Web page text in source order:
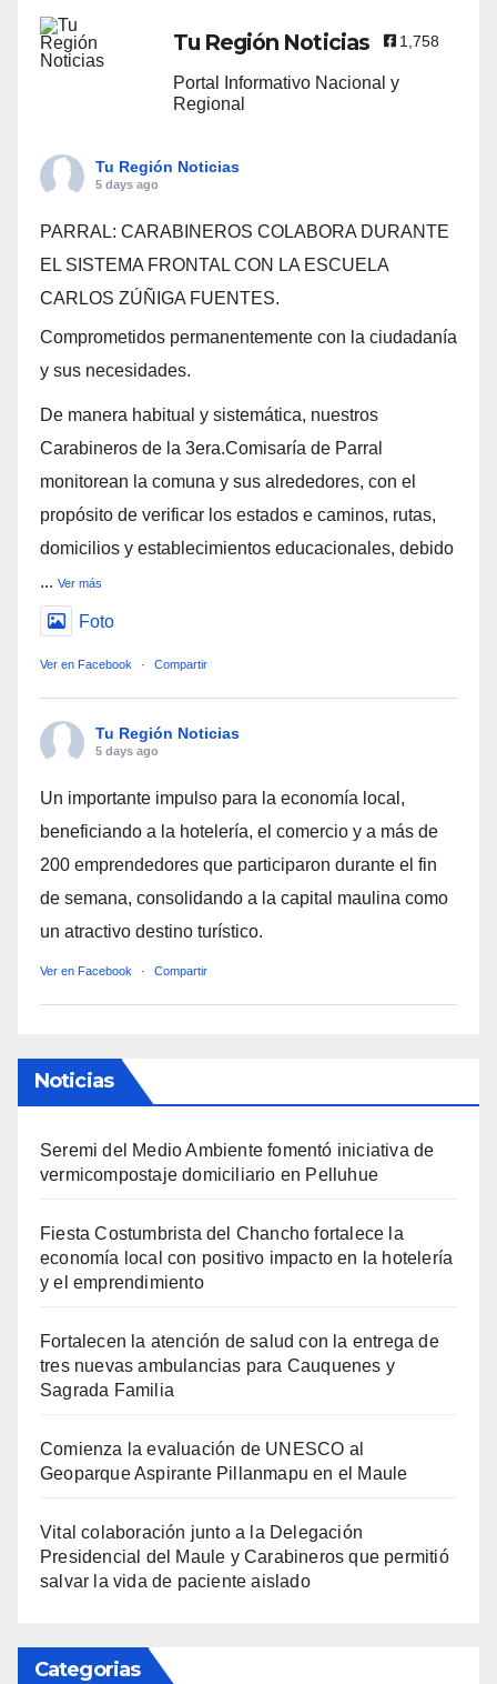
Tu Región Noticias 1,758
Portal Informativo Nacional y
Regional
Tu Región Noticias
5 days ago
PARRAL: CARABINEROS COLABORA DURANTE
EL SISTEMA FRONTAL CON LA ESCUELA
CARLOS ZÚÑIGA FUENTES.
Comprometidos permanentemente con la ciudadanía
y sus necesidades.
De manera habitual y sistemática, nuestros
Carabineros de la 3era.Comisaría de Parral
monitorean la comuna y sus alrededores, con el
propósito de verificar los estados e caminos, rutas,
domicilios y establecimientos educacionales, debido
... Ver más
Foto
Ver en Facebook · Compartir
Tu Región Noticias
5 days ago
Un importante impulso para la economía local,
beneficiando a la hotelería, el comercio y a más de
200 emprendedores que participaron durante el fin
de semana, consolidando a la capital maulina como
un atractivo destino turístico.
Ver en Facebook · Compartir
Noticias
Seremi del Medio Ambiente fomentó iniciativa de
vermicompostaje domiciliario en Pelluhue
Fiesta Costumbrista del Chancho fortalece la
economía local con positivo impacto en la hotelería
y el emprendimiento
Fortalecen la atención de salud con la entrega de
tres nuevas ambulancias para Cauquenes y
Sagrada Familia
Comienza la evaluación de UNESCO al
Geoparque Aspirante Pillanmapu en el Maule
Vital colaboración junto a la Delegación
Presidencial del Maule y Carabineros que permitió
salvar la vida de paciente aislado
Categorias